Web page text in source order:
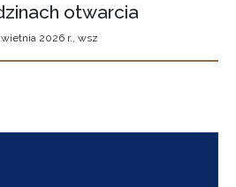
otwarcia
2026 r., wsz